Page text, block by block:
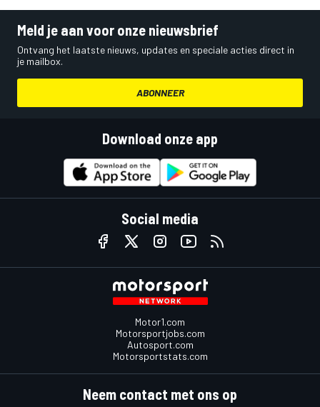
Meld je aan voor onze nieuwsbrief
Ontvang het laatste nieuws, updates en speciale acties direct in
je mailbox.
ABONNEER
Download onze app
Social media
Motor1.com
Motorsportjobs.com
Autosport.com
Motorsportstats.com
Neem contact met ons op